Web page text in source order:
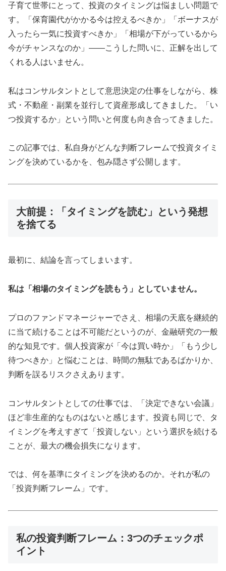
子育て世帯にとって、投資のタイミングは悩ましい問題で
す。「保育園代がかかる今は控えるべきか」「ボーナスが
入ったら一気に投資すべきか」「相場が下がっているから
今がチャンスなのか」——こうした問いに、正解を出して
くれる人はいません。
私はコンサルタントとして意思決定の仕事をしながら、株
式・不動産・副業を並行して資産形成してきました。「い
つ投資するか」という問いと何度も向き合ってきました。
この記事では、私自身がどんな判断フレームで投資タイミ
ングを決めているかを、包み隠さず公開します。
大前提：「タイミングを読む」という発想
を捨てる
最初に、結論を言ってしまいます。
私は「相場のタイミングを読もう」としていません。
プロのファンドマネージャーでさえ、相場の天底を継続的
に当て続けることは不可能だというのが、金融研究の一般
的な知見です。個人投資家が「今は買い時か」「もう少し
待つべきか」と悩むことは、時間の無駄であるばかりか、
判断を誤るリスクさえあります。
コンサルタントとしての仕事では、「決定できない会議」
ほど非生産的なものはないと感じます。投資も同じで、タ
イミングを考えすぎて「投資しない」という選択を続ける
ことが、最大の機会損失になります。
では、何を基準にタイミングを決めるのか。それが私の
「投資判断フレーム」です。
私の投資判断フレーム：3つのチェックポ
イント